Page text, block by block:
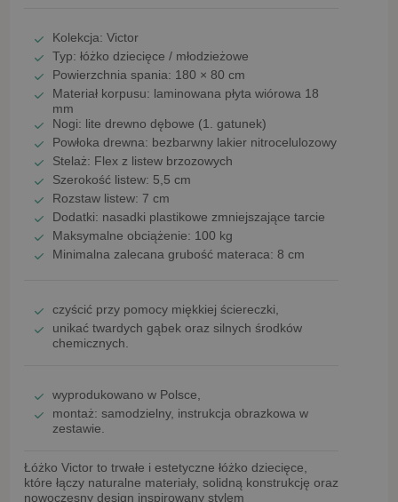
Kolekcja: Victor
Typ: łóżko dziecięce / młodzieżowe
Powierzchnia spania: 180 × 80 cm
Materiał korpusu: laminowana płyta wiórowa 18
mm
Nogi: lite drewno dębowe (1. gatunek)
Powłoka drewna: bezbarwny lakier nitrocelulozowy
Stelaż: Flex z listew brzozowych
Szerokość listew: 5,5 cm
Rozstaw listew: 7 cm
Dodatki: nasadki plastikowe zmniejszające tarcie
Maksymalne obciążenie: 100 kg
Minimalna zalecana grubość materaca: 8 cm
czyścić przy pomocy miękkiej ściereczki
unikać twardych gąbek oraz silnych środków
chemicznych
wyprodukowano w Polsce
montaż: samodzielny, instrukcja obrazkowa w
zestawie.
Łóżko Victor to trwałe i estetyczne łóżko dziecięce,
które łączy naturalne materiały, solidną konstrukcję oraz
nowoczesny design inspirowany stylem